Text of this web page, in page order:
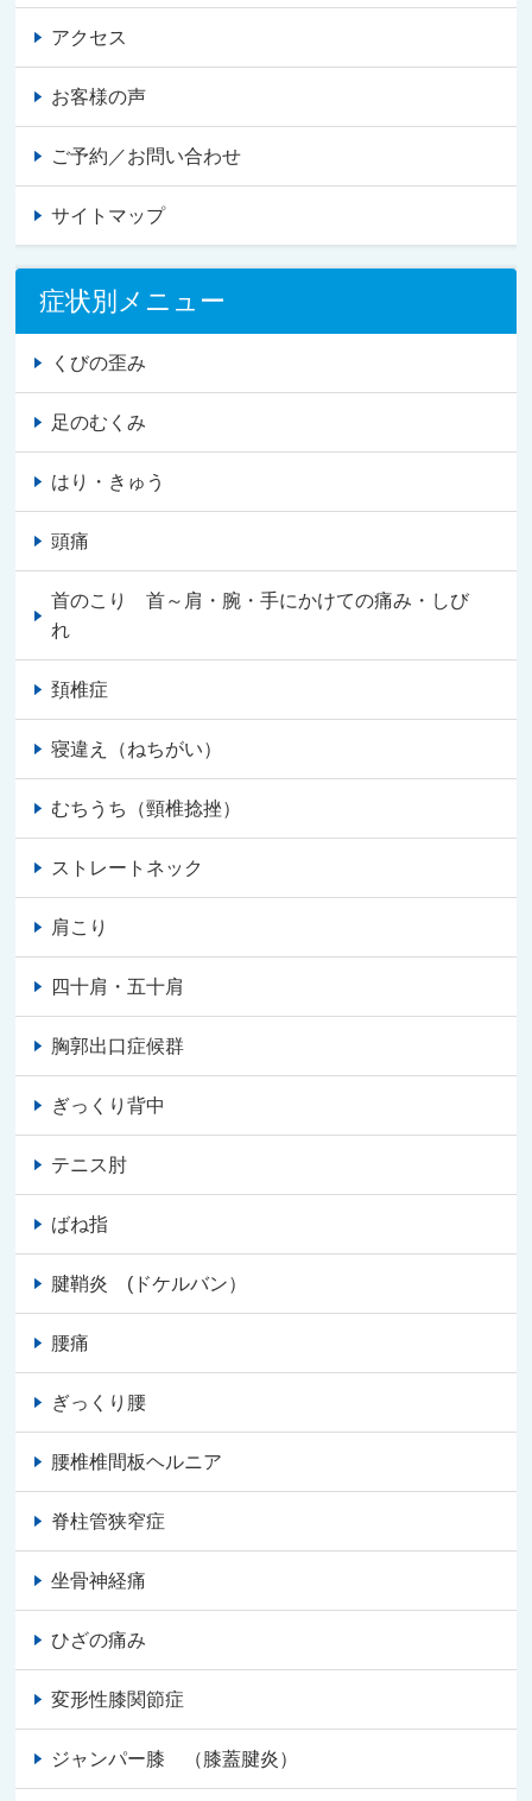
アクセス
お客様の声
ご予約／お問い合わせ
サイトマップ
症状別メニュー
くびの歪み
足のむくみ
はり・きゅう
頭痛
首のこり 首～肩・腕・手にかけての痛み・しび
れ
頚椎症
寝違え（ねちがい）
むちうち（頸椎捻挫）
ストレートネック
肩こり
四十肩・五十肩
胸郭出口症候群
ぎっくり背中
テニス肘
ばね指
腱鞘炎 (ドケルバン）
腰痛
ぎっくり腰
腰椎椎間板ヘルニア
脊柱管狭窄症
坐骨神経痛
ひざの痛み
変形性膝関節症
ジャンパー膝 （膝蓋腱炎）